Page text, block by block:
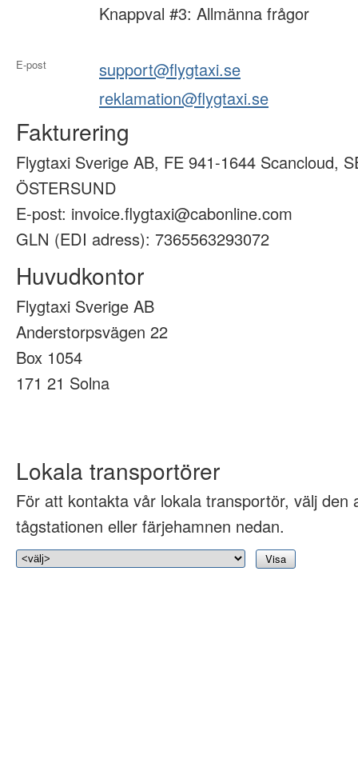
Knappval #3: Allmänna frågor
E-post
support@flygtaxi.se
reklamation@flygtaxi.se
Fakturering
Flygtaxi Sverige AB, FE 941-1644 Scancloud,
ÖSTERSUND
E-post: invoice.flygtaxi@cabonline.com
GLN (EDI adress): 7365563293072
Huvudkontor
Flygtaxi Sverige AB
Anderstorpsvägen 22
Box 1054
171 21 Solna
Lokala transportörer
För att kontakta vår lokala transportör, välj den
tågstationen eller färjehamnen nedan.
Visa